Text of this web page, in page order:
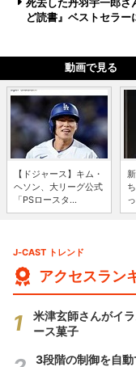
ど読書』ベストセラー
動画で見る
【ドジャース】キム・
ヘソン、大リーグ公式
「PSロースタ...
J-CAST トレンド
アクセスラン
米津玄師さんがイ
ース菓子
3段階の制御を自